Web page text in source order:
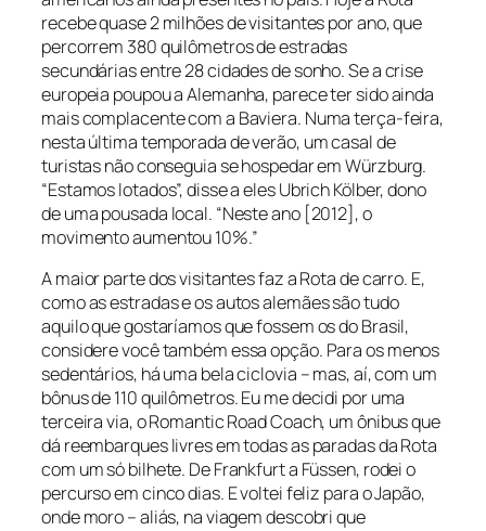
recebe quase 2 milhões de visitantes por ano, que
percorrem 380 quilômetros de estradas
secundárias entre 28 cidades de sonho. Se a crise
europeia poupou a Alemanha, parece ter sido ainda
mais complacente com a Baviera. Numa terça-feira,
nesta última temporada de verão, um casal de
turistas não conseguia se hospedar em Würzburg.
“Estamos lotados”, disse a eles Ubrich Kölber, dono
de uma pousada local. “Neste ano [2012], o
movimento aumentou 10%.”
A maior parte dos visitantes faz a Rota de carro. E,
como as estradas e os autos alemães são tudo
aquilo que gostaríamos que fossem os do Brasil,
considere você também essa opção. Para os menos
sedentários, há uma bela ciclovia – mas, aí, com um
bônus de 110 quilômetros. Eu me decidi por uma
terceira via, o Romantic Road Coach, um ônibus que
dá reembarques livres em todas as paradas da Rota
com um só bilhete. De Frankfurt a Füssen, rodei o
percurso em cinco dias. E voltei feliz para o Japão,
onde moro – aliás, na viagem descobri que